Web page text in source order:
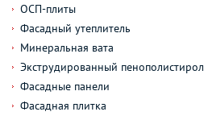
ОСП-плиты
Фасадный утеплитель
Минеральная вата
Экструдированный пенополистирол
Фасадные панели
Фасадная плитка